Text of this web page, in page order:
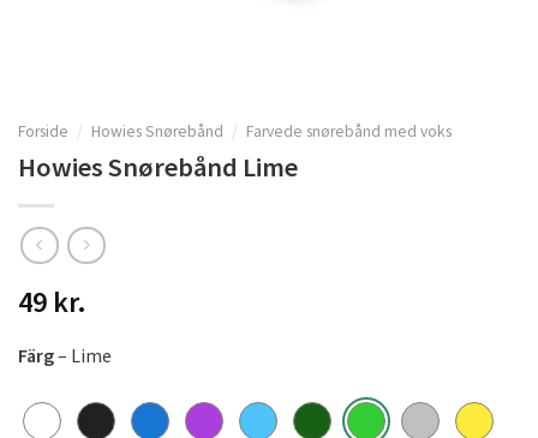
Forside / Howies Snørebånd / Farvede snørebånd med voks
Howies Snørebånd Lime
49 kr.
Färg– Lime